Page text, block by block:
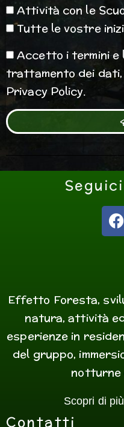
Attività con le
Tutte le vostre
Accettazione
Accetto i termini e
trattamento dei dati,
Privacy Policy.
F
a
o
k
Effetto Foresta,
natura, attività
esperienze in
del gruppo,
Scopri di
Contatti